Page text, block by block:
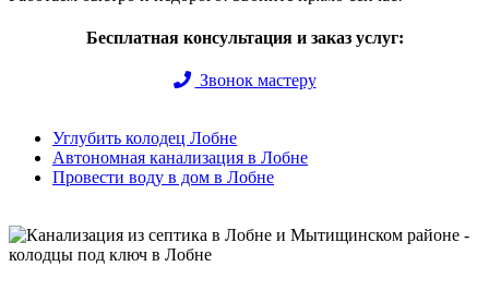
Бесплатная консультация и заказ услуг:
Звонок мастеру
Углубить колодец Лобне
Автономная канализация в Лобне
Провести воду в дом в Лобне